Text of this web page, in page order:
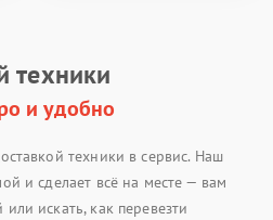
техники
и удобно
техники в сервис. Наш
и сделает всё на месте — вам
искать, как перевезти